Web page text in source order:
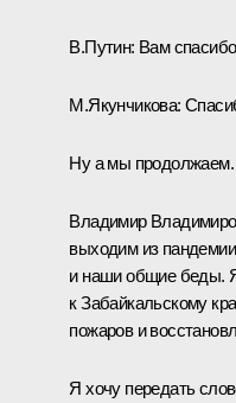
В.Путин: Вам
М.Якунчикова:
Ну а мы продолжаем.
Владимир
выходим из
и наши общие беды.
к Забайкальскому
пожаров и
Я хочу передать